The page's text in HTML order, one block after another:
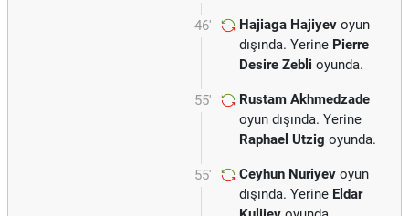
46' Hajiaga Hajiyev oyun
dışında. Yerine Pierre
Desire Zebli oyunda.
55'
Rustam Akhmedzade
oyun dışında. Yerine
Raphael Utzig oyunda.
55' Ceyhun Nuriyev oyun
dışında. Yerine Eldar